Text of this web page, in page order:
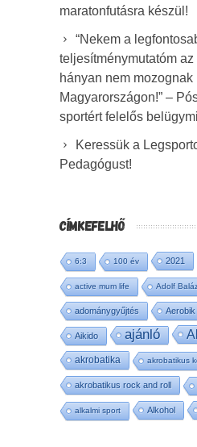
maratonfutásra készül!
“Nekem a
teljesítménymutatóm az
hányan nem mozognak
Magyarországon!” –
sportért felelős
Keressük a
Pedagógust!
CÍMKEFELHŐ
6:3 100 év 2021
active mum life Adolf
adománygyűjtés Aerobik
Aikido ajánló
akrobatika akrobatikus
akrobatikus rock and roll
alkalmi sport Alkohol